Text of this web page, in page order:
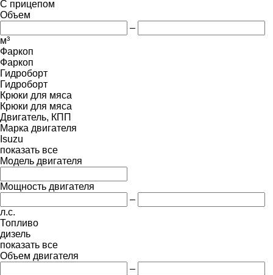
С прицепом
Объем
–
м³
Фаркоп
Фаркоп
Гидроборт
Гидроборт
Крюки для мяса
Крюки для мяса
Двигатель, КПП
Марка двигателя
Isuzu
показать все
Модель двигателя
Мощность двигателя
–
л.с.
Топливо
дизель
показать все
Объем двигателя
–